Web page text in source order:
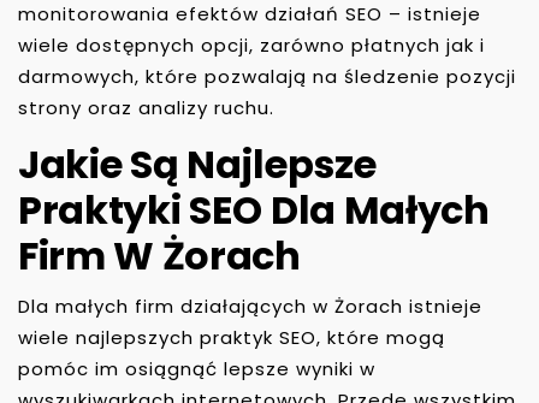
monitorowania efektów działań SEO – istnieje
wiele dostępnych opcji, zarówno płatnych jak i
darmowych, które pozwalają na śledzenie pozycji
strony oraz analizy ruchu.
Jakie Są Najlepsze
Praktyki SEO Dla Małych
Firm W Żorach
Dla małych firm działających w Żorach istnieje
wiele najlepszych praktyk SEO, które mogą
pomóc im osiągnąć lepsze wyniki w